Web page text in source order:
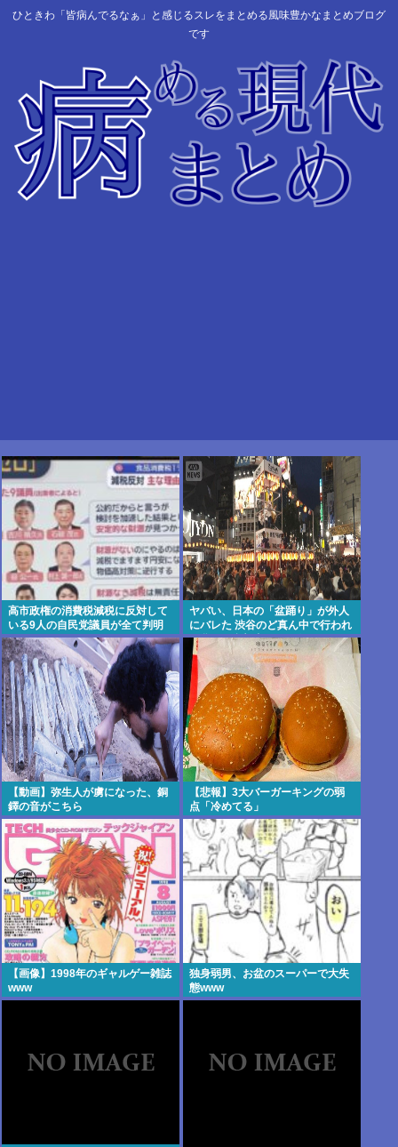
ひときわ「皆病んでるなぁ」と感じるスレをまとめる風味豊かなまとめブログ
です
高市政権の消費税減税に反対して
いる9人の自民党議員が全て判明
www
ヤバい、日本の「盆踊り」が外人
にバレた 渋谷のど真ん中で行われ
た盆踊り参加者67000人のうち
20000人が外人、ダンシングヒー
ローに熱狂
【動画】弥生人が虜になった、銅
鐸の音がこちら
【悲報】3大バーガーキングの弱
点「冷めてる」
【画像】1998年のギャルゲー雑誌
www
独身弱男、お盆のスーパーで大失
態www